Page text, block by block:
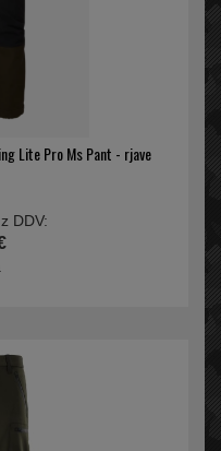
Lite Pro Ms Pant - rjave
DDV: